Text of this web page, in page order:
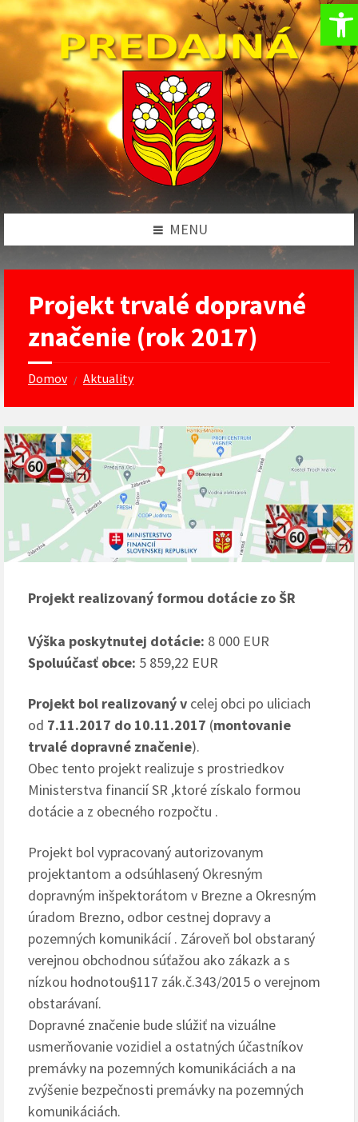
Preskočiť
na
obsah
Preskočiť
na
ľavý
Preskočiť
na
pätičku
MENU
Projekt trvalé dopravné
značenie (rok 2017)
Domov / Aktuality
Projekt realizovaný formou dotácie zo ŠR
Výška poskytnutej dotácie: 8 000 EUR
Spoluúčasť obce: 5 859,22 EUR
Projekt bol realizovaný v celej obci po uliciach
od 7.11.2017 do 10.11.2017 (montovanie
trvalé dopravné značenie).
Obec tento projekt realizuje s prostriedkov
Ministerstva financií SR ,ktoré získalo formou
dotácie a z obecného rozpočtu .
Projekt bol vypracovaný autorizovanym
projektantom a odsúhlasený Okresným
dopravným inšpektorátom v Brezne a Okresným
úradom Brezno, odbor cestnej dopravy a
pozemných komunikácií . Zároveň bol obstaraný
verejnou obchodnou súťažou ako zákazk a s
nízkou hodnotou§117 zák.č.343/2015 o verejnom
obstarávaní.
Dopravné značenie bude slúžiť na vizuálne
usmerňovanie vozidiel a ostatných účastníkov
premávky na pozemných komunikáciách a na
zvýšenie bezpečnosti premávky na pozemných
komunikáciách.